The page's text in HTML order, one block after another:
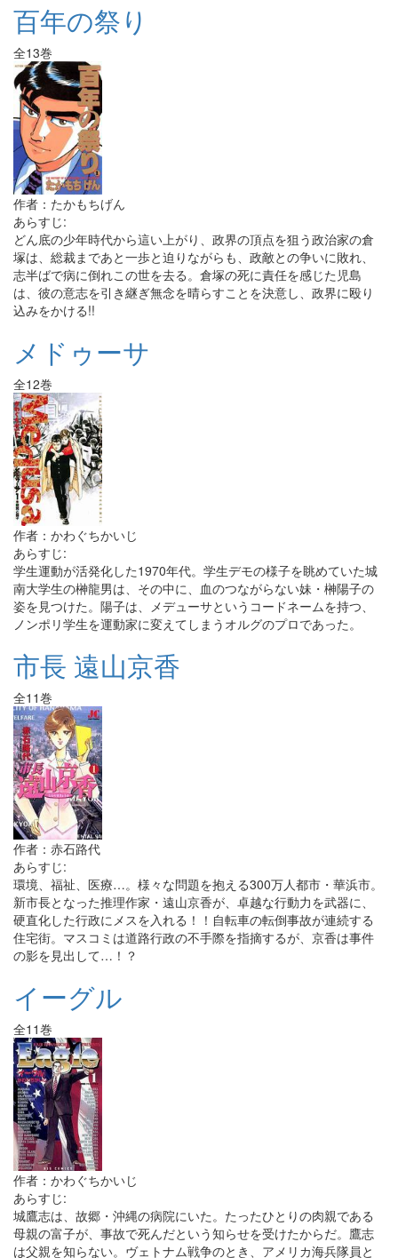
百年の祭り
全13巻
作者：たかもちげん
あらすじ:
どん底の少年時代から這い上がり、政界の頂点を狙う政治家の倉
塚は、総裁まであと一歩と迫りながらも、政敵との争いに敗れ、
志半ばで病に倒れこの世を去る。倉塚の死に責任を感じた児島
は、彼の意志を引き継ぎ無念を晴らすことを決意し、政界に殴り
込みをかける!!
メドゥーサ
全12巻
作者：かわぐちかいじ
あらすじ:
学生運動が活発化した1970年代。学生デモの様子を眺めていた城
南大学生の榊龍男は、その中に、血のつながらない妹・榊陽子の
姿を見つけた。陽子は、メデューサというコードネームを持つ、
ノンポリ学生を運動家に変えてしまうオルグのプロであった。
市長 遠山京香
全11巻
作者：赤石路代
あらすじ:
環境、福祉、医療…。様々な問題を抱える300万人都市・華浜市。
新市長となった推理作家・遠山京香が、卓越な行動力を武器に、
硬直化した行政にメスを入れる！！自転車の転倒事故が連続する
住宅街。マスコミは道路行政の不手際を指摘するが、京香は事件
の影を見出して…！？
イーグル
全11巻
作者：かわぐちかいじ
あらすじ:
城鷹志は、故郷・沖縄の病院にいた。たったひとりの肉親である
母親の富子が、事故で死んだという知らせを受けたからだ。鷹志
は父親を知らない。ヴェトナム戦争のとき、アメリカ海兵隊員と